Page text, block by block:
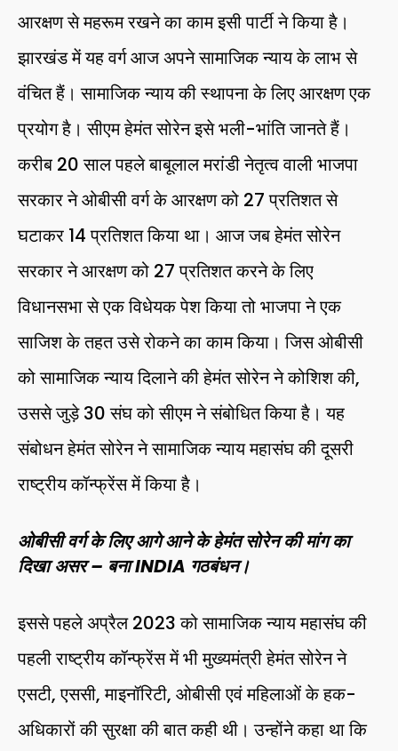
आरक्षण से महरूम रखने का काम इसी पार्टी ने किया है।
झारखंड में यह वर्ग आज अपने सामाजिक न्याय के लाभ से
वंचित हैं। सामाजिक न्याय की स्थापना के लिए आरक्षण एक
प्रयोग है। सीएम हेमंत सोरेन इसे भली-भांति जानते हैं।
करीब 20 साल पहले बाबूलाल मरांडी नेतृत्व वाली भाजपा
सरकार ने ओबीसी वर्ग के आरक्षण को 27 प्रतिशत से
घटाकर 14 प्रतिशत किया था। आज जब हेमंत सोरेन
सरकार ने आरक्षण को 27 प्रतिशत करने के लिए
विधानसभा से एक विधेयक पेश किया तो भाजपा ने एक
साजिश के तहत उसे रोकने का काम किया। जिस ओबीसी
को सामाजिक न्याय दिलाने की हेमंत सोरेन ने कोशिश की,
उससे जुड़े 30 संघ को सीएम ने संबोधित किया है। यह
संबोधन हेमंत सोरेन ने सामाजिक न्याय महासंघ की दूसरी
राष्ट्रीय कॉन्फ्रेंस में किया है।
ओबीसी वर्ग के लिए आगे आने के हेमंत सोरेन की मांग का
दिखा असर – बना INDIA गठबंधन।
इससे पहले अप्रैल 2023 को सामाजिक न्याय महासंघ की
पहली राष्ट्रीय कॉन्फ्रेंस में भी मुख्यमंत्री हेमंत सोरेन ने
एसटी, एससी, माइनॉरिटी, ओबीसी एवं महिलाओं के हक-
अधिकारों की सुरक्षा की बात कही थी। उन्होंने कहा था कि